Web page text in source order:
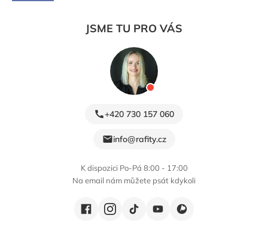
JSME TU PRO VÁS
+420 730 157 060
info@rafity.cz
K dispozici Po-Pá 8:00 - 17:00
Na email nám můžete psát kdykoli